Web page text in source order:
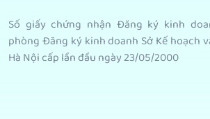
Số giấy chứng nhận Đăng ký kinh
phòng Đăng ký kinh doanh Sở Kế hoạch
Hà Nội cấp lần đầu ngày 23/05/2000